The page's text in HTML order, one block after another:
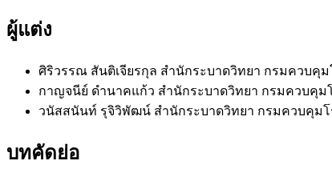
ผู้แต่ง
ศิริวรรณ สันติเจียรกุล สำนักระบาดวิทยา กรมควบคุ
กาญจนีย์ ดำนาคแก้ว สำนักระบาดวิทยา กรมควบคุ
วนัสสนันท์ รุจิวิพัฒน์ สำนักระบาดวิทยา กรมควบคุม
บทคัดย่อ